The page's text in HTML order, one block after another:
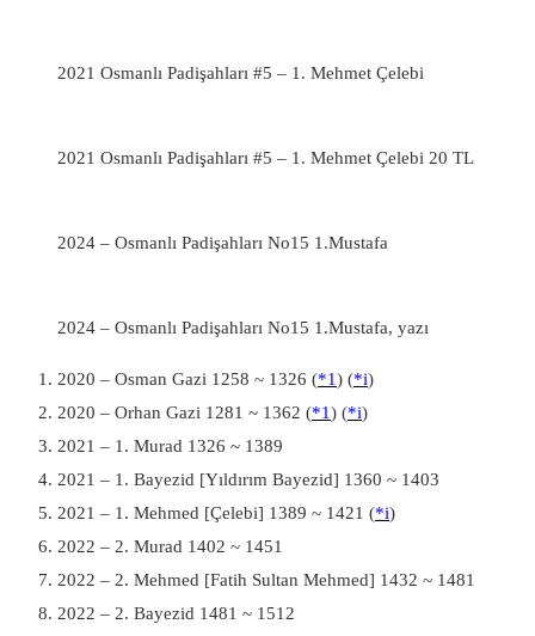
2021 Osmanlı Padişahları #5 – 1. Mehmet Çelebi
2021 Osmanlı Padişahları #5 – 1. Mehmet Çelebi 20 TL
2024 – Osmanlı Padişahları No15 1.Mustafa
2024 – Osmanlı Padişahları No15 1.Mustafa, yazı
2020 – Osman Gazi 1258 ~ 1326 (*1) (*i)
2020 – Orhan Gazi 1281 ~ 1362 (*1) (*i)
2021 – 1. Murad 1326 ~ 1389
2021 – 1. Bayezid [Yıldırım Bayezid] 1360 ~ 1403
2021 – 1. Mehmed [Çelebi] 1389 ~ 1421 (*i)
2022 – 2. Murad 1402 ~ 1451
2022 – 2. Mehmed [Fatih Sultan Mehmed] 1432 ~ 1481
2022 – 2. Bayezid 1481 ~ 1512